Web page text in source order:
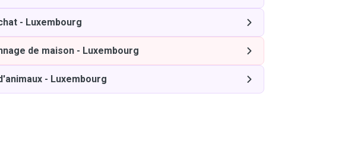
- Luxembourg
de maison - Luxembourg
- Luxembourg